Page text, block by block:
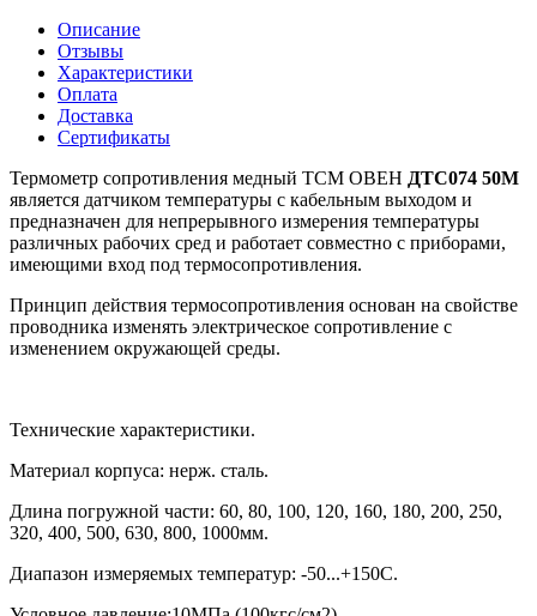
Описание
Отзывы
Характеристики
Оплата
Доставка
Сертификаты
Термометр сопротивления медный ТСМ ОВЕН ДТС074 50М
является датчиком температуры с кабельным выходом и
предназначен для непрерывного измерения температуры
различных рабочих сред и работает совместно с приборами,
имеющими вход под термосопротивления.
Принцип действия термосопротивления основан на свойстве
проводника изменять электрическое сопротивление с
изменением окружающей среды.
Технические характеристики.
Материал корпуса: нерж. сталь.
Длина погружной части: 60, 80, 100, 120, 160, 180, 200, 250,
320, 400, 500, 630, 800, 1000мм.
Диапазон измеряемых температур: -50...+150С.